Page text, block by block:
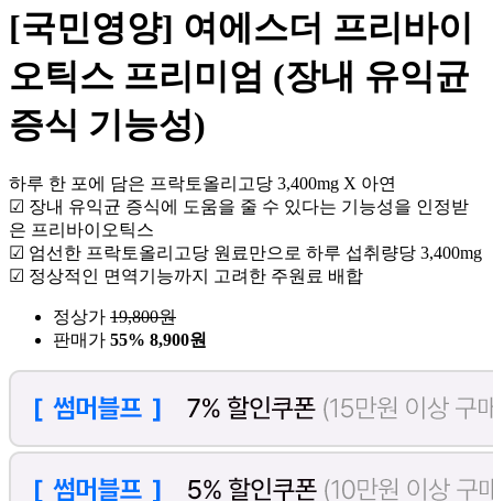
[국민영양] 여에스더 프리바이
오틱스 프리미엄 (장내 유익균
증식 기능성)
하루 한 포에 담은 프락토올리고당 3,400mg X 아연
☑ 장내 유익균 증식에 도움을 줄 수 있다는 기능성을 인정받
은 프리바이오틱스
☑ 엄선한 프락토올리고당 원료만으로 하루 섭취량당 3,400mg
☑ 정상적인 면역기능까지 고려한 주원료 배합
정상가 19,800원
판매가 55% 8,900원